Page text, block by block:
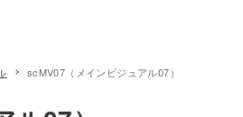
scMV07（メインビジュアル07）